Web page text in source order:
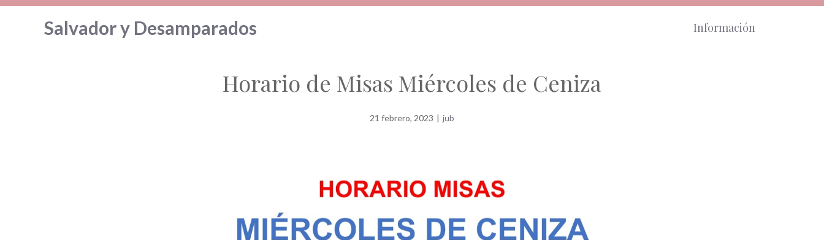
Saltar
Salvador y Desamparados Información
Horario de Misas Miércoles de Ceniza
21 febrero, 2023 | jub